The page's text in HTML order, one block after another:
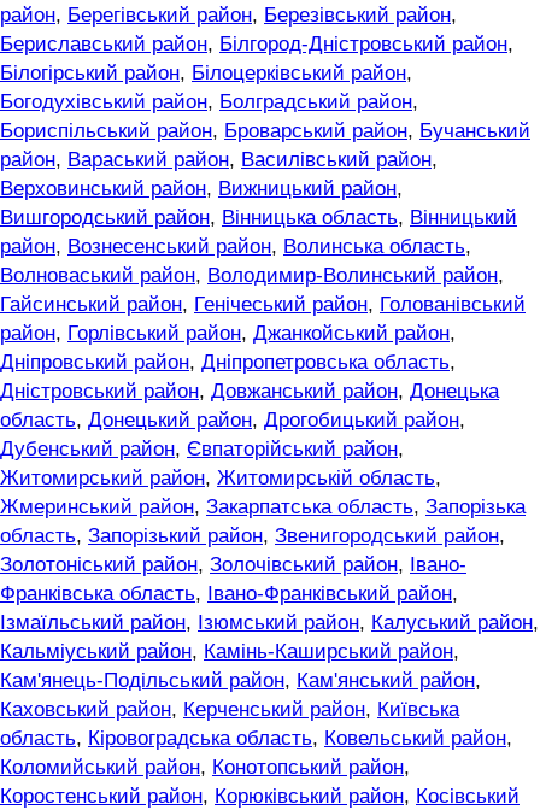
район, Берегівський район, Березівський район,
Бериславський район, Білгород-Дністровський район,
Білогірський район, Білоцерківський район,
Богодухівський район, Болградський район,
Бориспільський район, Броварський район, Бучанський
район, Вараський район, Василівський район,
Верховинський район, Вижницький район,
Вишгородський район, Вінницька область, Вінницький
район, Вознесенський район, Волинська область,
Волноваський район, Володимир-Волинський район,
Гайсинський район, Генічеський район, Голованівський
район, Горлівський район, Джанкойський район,
Дніпровський район, Дніпропетровська область,
Дністровський район, Довжанський район, Донецька
область, Донецький район, Дрогобицький район,
Дубенський район, Євпаторійський район,
Житомирський район, Житомирській область,
Жмеринський район, Закарпатська область, Запорізька
область, Запорізький район, Звенигородський район,
Золотоніський район, Золочівський район,
Івано-
Франківська область, Івано-Франківський район,
Ізмаїльський район, Ізюмський район, Калуський район,
Кальміуський район, Камінь-Каширський район,
Кам'янець-Подільський район, Кам'янський район,
Каховський район, Керченський район, Київська
область, Кіровоградська область, Ковельський район,
Коломийський район, Конотопський район,
Коростенський район, Корюківський район, Косівський